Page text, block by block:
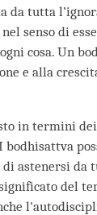
da tutta
senso di
cosa. Un
e alla
in termini
astenersi da
del